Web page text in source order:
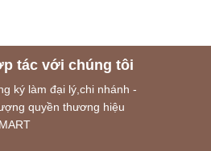
tác với chúng tôi
ký làm đại lý,chi nhánh -
quyền thương hiệu